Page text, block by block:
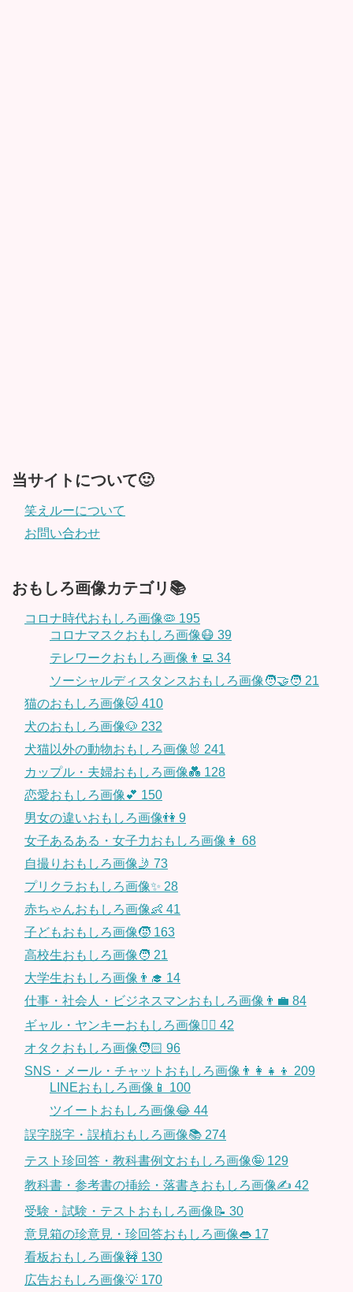
当サイトについて🙂
笑えルーについて
お問い合わせ
おもしろ画像カテゴリ📚
コロナ時代おもしろ画像🦠 195
コロナマスクおもしろ画像😷 39
テレワークおもしろ画像👨‍💻 34
ソーシャルディスタンスおもしろ画像🧑‍🤝‍🧑 21
猫のおもしろ画像🐱 410
犬のおもしろ画像🐶 232
犬猫以外の動物おもしろ画像🐰 241
カップル・夫婦おもしろ画像💑 128
恋愛おもしろ画像💕 150
男女の違いおもしろ画像👫 9
女子あるある・女子力おもしろ画像👩 68
自撮りおもしろ画像🤳 73
プリクラおもしろ画像✨ 28
赤ちゃんおもしろ画像👶 41
子どもおもしろ画像🧒 163
高校生おもしろ画像🧑 21
大学生おもしろ画像👨‍🎓 14
仕事・社会人・ビジネスマンおもしろ画像👨‍💼 84
ギャル・ヤンキーおもしろ画像👱‍♀️ 42
オタクおもしろ画像🧑🏻 96
SNS・メール・チャットおもしろ画像👨‍👩‍👧‍👦 209
LINEおもしろ画像📱 100
ツイートおもしろ画像😂 44
誤字脱字・誤植おもしろ画像📚 274
テスト珍回答・教科書例文おもしろ画像🤪 129
教科書・参考書の挿絵・落書きおもしろ画像✍️ 42
受験・試験・テストおもしろ画像📝 30
意見箱の珍意見・珍回答おもしろ画像👄 17
看板おもしろ画像🚧 130
広告おもしろ画像💡 170